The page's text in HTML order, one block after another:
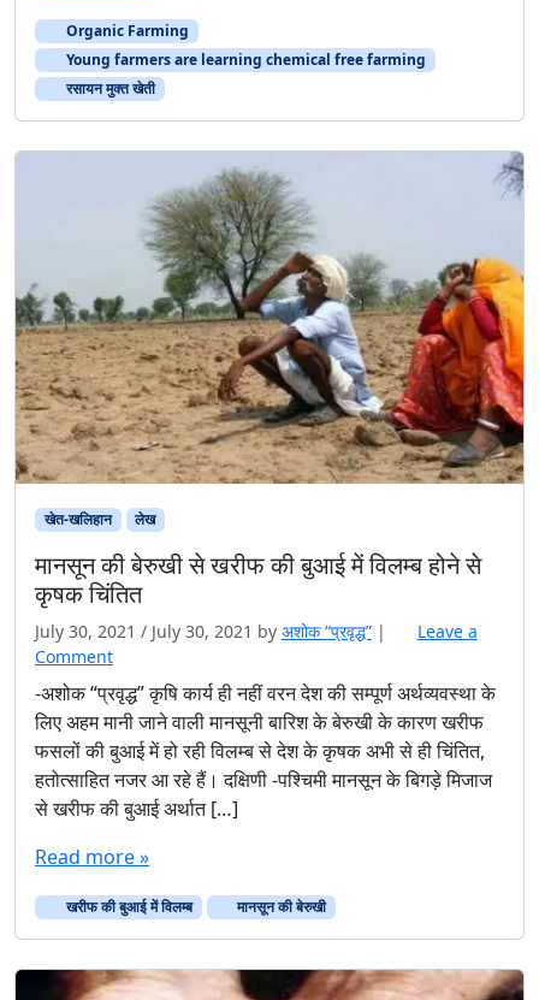
Organic Farming
Young farmers are learning chemical free farming
रसायन मुक्त खेती
खेत-खलिहान लेख
मानसून की बेरुखी से खरीफ की बुआई में विलम्ब होने से
कृषक चिंतित
July 30, 2021 / July 30, 2021 by अशोक “प्रवृद्ध” |
Leave a
Comment
-अशोक “प्रवृद्ध” कृषि कार्य ही नहीं वरन देश की सम्पूर्ण अर्थव्यवस्था के
लिए अहम मानी जाने वाली मानसूनी बारिश के बेरुखी के कारण खरीफ
फसलों की बुआई में हो रही विलम्ब से देश के कृषक अभी से ही चिंतित,
हतोत्साहित नजर आ रहे हैं। दक्षिणी -पश्चिमी मानसून के बिगड़े मिजाज
से खरीफ की बुआई अर्थात […]
Read more »
खरीफ की बुआई में विलम्ब मानसून की बेरुखी